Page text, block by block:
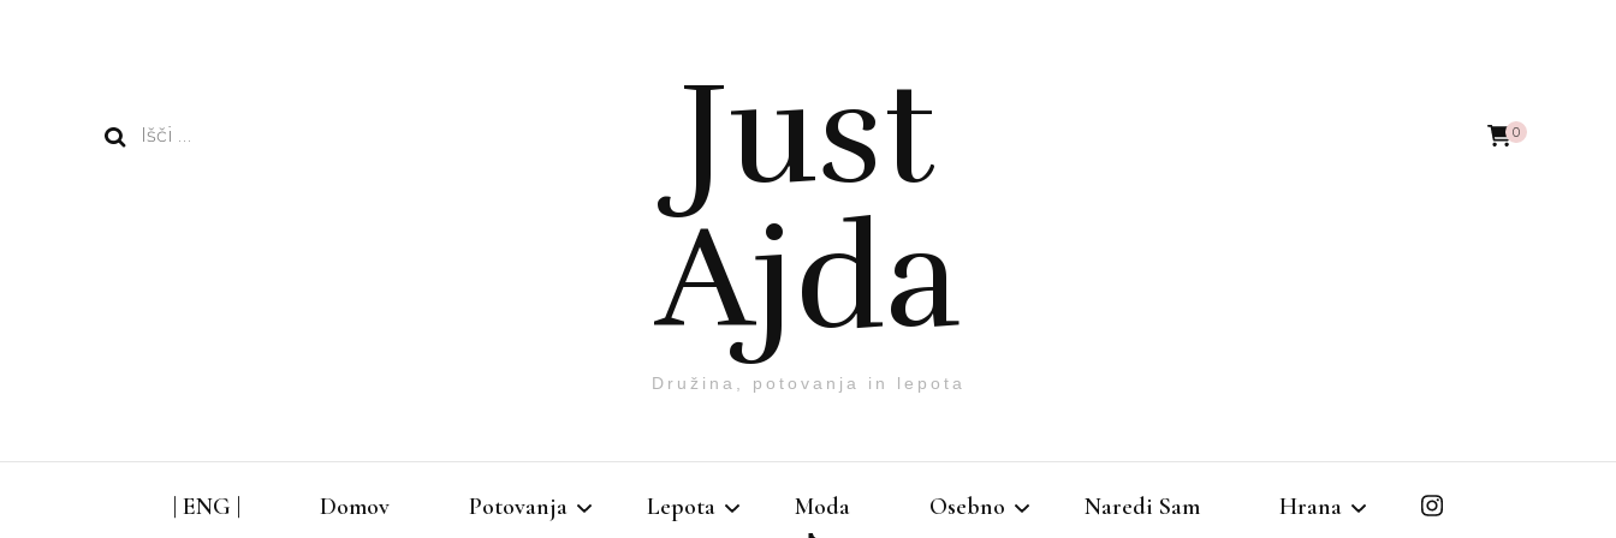
Išči:
Just
Ajda
Družina, potovanja in lepota
0
| ENG | Domov Potovanja Lepota Moda Osebno Naredi Sam Hrana